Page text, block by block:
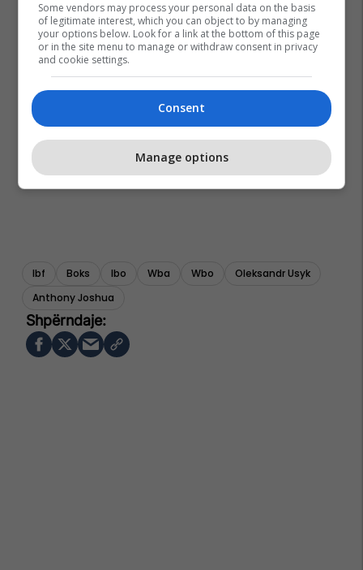
Ibf Boks Ibo Wba Wbo
Oleksandr Usyk
Anthony Joshua
Some vendors may process your personal data on the basis
of legitimate interest, which you can object to by managing
your options below. Look for a link at the bottom of this page
or in the site menu to manage or withdraw consent in privacy
and cookie settings.
Consent
Manage options